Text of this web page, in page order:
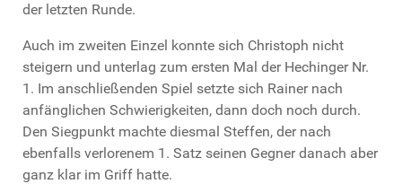
der letzten Runde.
Auch im zweiten Einzel konnte sich Christoph nicht
steigern und unterlag zum ersten Mal der Hechinger Nr.
1. Im anschließenden Spiel setzte sich Rainer nach
anfänglichen Schwierigkeiten, dann doch noch durch.
Den Siegpunkt machte diesmal Steffen, der nach
ebenfalls verlorenem 1. Satz seinen Gegner danach aber
ganz klar im Griff hatte.